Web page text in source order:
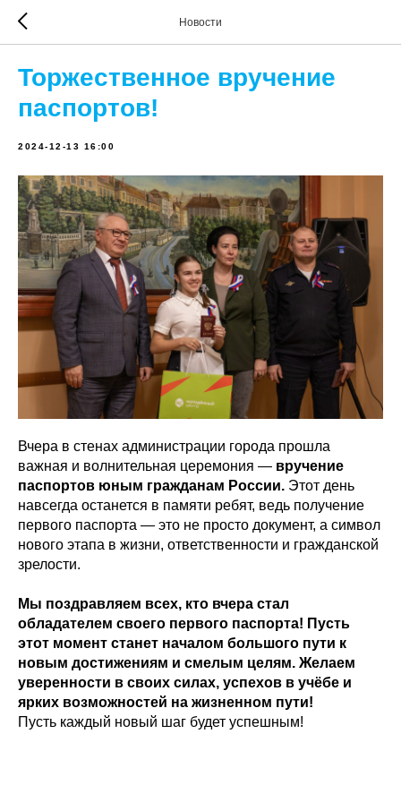
Новости
Торжественное вручение
паспортов!
2024-12-13 16:00
Вчера в стенах администрации города прошла
важная и волнительная церемония — вручение
паспортов юным гражданам России. Этот день
навсегда останется в памяти ребят, ведь получение
первого паспорта — это не просто документ, а символ
нового этапа в жизни, ответственности и гражданской
зрелости.
Мы поздравляем всех, кто вчера стал
обладателем своего первого паспорта! Пусть
этот момент станет началом большого пути к
новым достижениям и смелым целям. Желаем
уверенности в своих силах, успехов в учёбе и
ярких возможностей на жизненном пути!
Пусть каждый новый шаг будет успешным!